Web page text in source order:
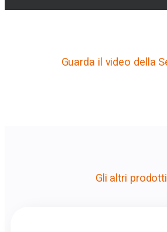
Guarda il video della
Gli altri prodotti